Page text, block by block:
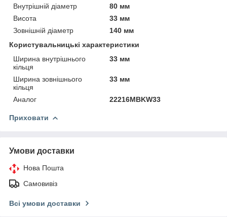
Внутрішній діаметр
80 мм
Висота
33 мм
Зовнішній діаметр
140 мм
Користувальницькі характеристики
Ширина внутрішнього
кільця
33 мм
Ширина зовнішнього
кільця
33 мм
Аналог 22216MBKW33
Приховати
Умови доставки
Нова Пошта
Самовивіз
Всі умови доставки